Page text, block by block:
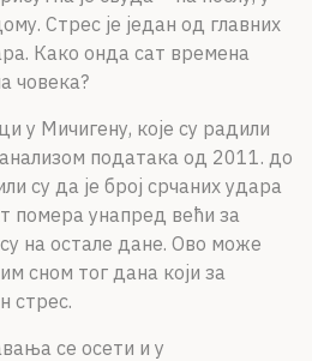
Стрес је један од главних
Како онда сат времена
човека?
у Мичигену, које су радили
података од 2011. до
су да је број срчаних удара
помера унапред већи за
на остале дане. Ово може
сном тог дана који за
стрес.
се осети и у